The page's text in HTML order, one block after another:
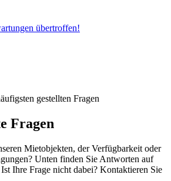
übertroffen!
gestellten Fragen
Fragen
Mietobjekten, der Verfügbarkeit oder
Unten finden Sie Antworten auf
Ihre Frage nicht dabei? Kontaktieren Sie